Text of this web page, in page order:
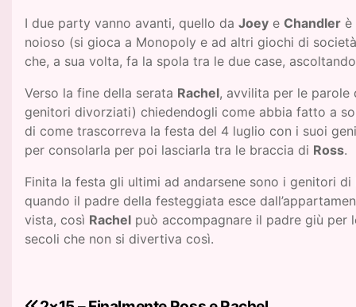
I due party vanno avanti, quello da Joey e Chandler è
noioso (si gioca a Monopoly e ad altri giochi di
che, a sua volta, fa la spola tra le due case,
Verso la fine della serata Rachel, avvilita per le parole
genitori divorziati) chiedendogli come abbia fatto a
di come trascorreva la festa del 4 luglio con i suoi
per consolarla per poi lasciarla tra le braccia di Ross.
Finita la festa gli ultimi ad andarsene sono i genitori
quando il padre della festeggiata esce
vista, così Rachel può accompagnare il padre giù per
secoli che non si divertiva così.